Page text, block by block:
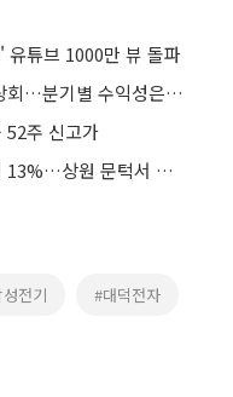
튜브 1000만 뷰 돌파
삼성전자, 1분기 DS 기대치 크게 상회…분기별 수익성은 개선세 지속
주 신고가
美 클래리티 법안 연내 통과 가능성 13%…상원 문턱서 제동
전기 #대덕전자